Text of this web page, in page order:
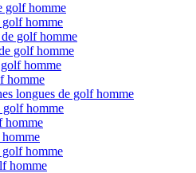
golf homme
homme
golf homme
golf homme
homme
homme
longues de golf homme
golf homme
homme
golf homme
homme